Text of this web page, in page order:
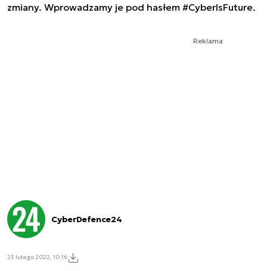
zmiany. Wprowadzamy je pod hasłem #CyberIsFuture.
Reklama
CyberDefence24
23 lutego 2022, 10:16